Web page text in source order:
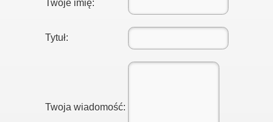
Twoje imię:
Tytuł:
Twoja wiadomość: